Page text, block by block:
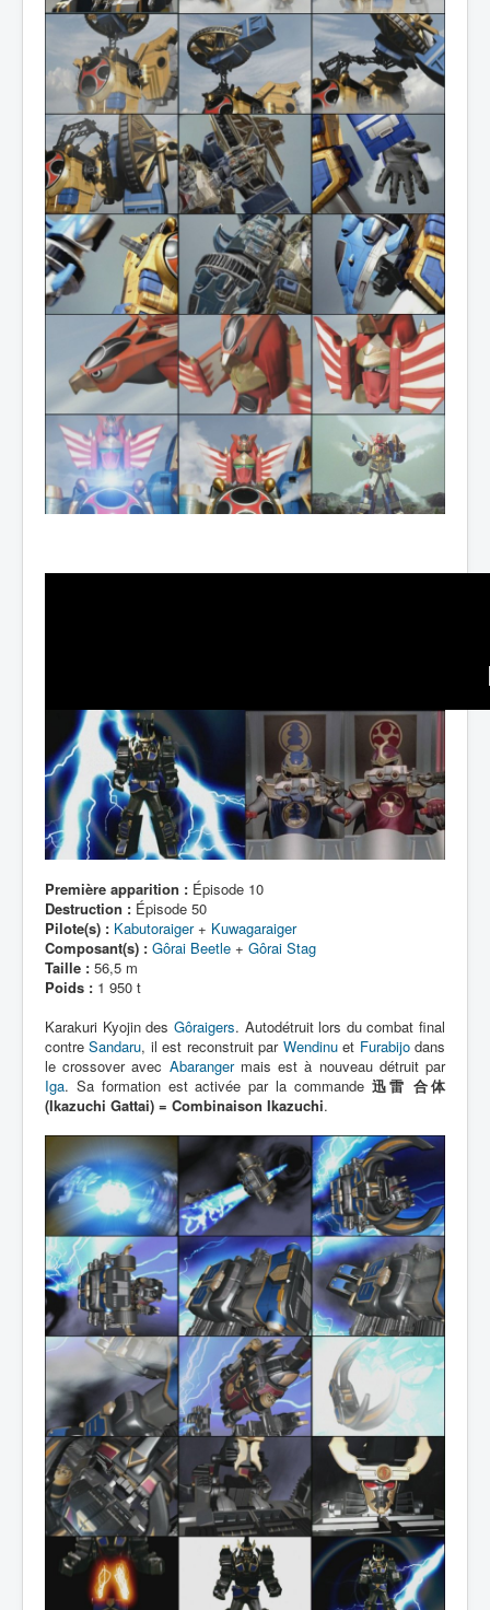
Première apparition : Épisode 10
Destruction : Épisode 50
Pilote(s) : Kabutoraiger+ Kuwagaraiger
Composant(s) : Gôrai Beetle + Gôrai Stag
Taille : 56,5 m
Poids : 1 950 t
Karakuri Kyojin des Gôraigers. Autodétruit lors du combat final
contreSandaru, il est reconstruit par Wendinuet Furabijodans
le crossover avec Abarangermais est à nouveau détruit par
Iga. Sa formation est activée par la commande 迅雷 合体
(Ikazuchi Gattai) = Combinaison Ikazuchi.